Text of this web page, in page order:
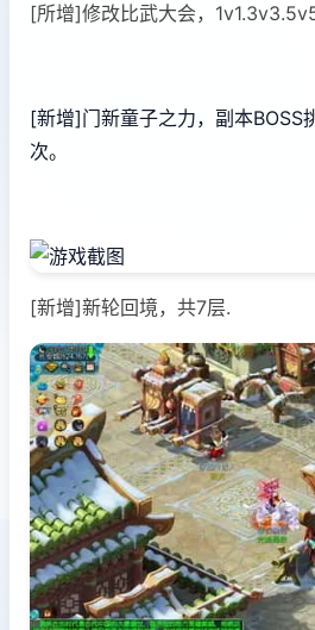
[所增]修改比武大会，
[新增]门新童子之力，副本BOSS
次。
[新增]新轮回境，共7层.